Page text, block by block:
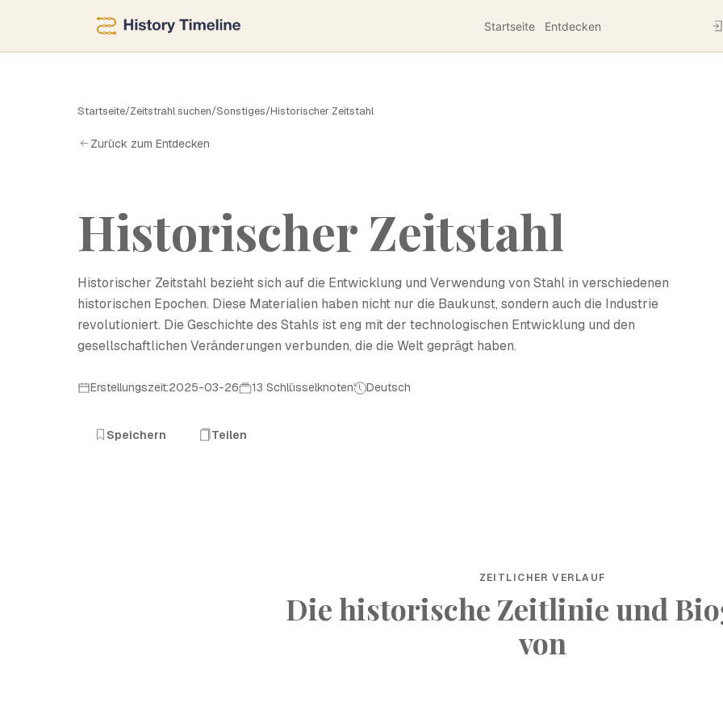
Startseite Entdecken
Startseite/Zeitstrahl suchen/Sonstiges/Historischer Zeitstahl
Zurück zum Entdecken
Historischer Zeitstahl
Historischer Zeitstahl bezieht sich auf die Entwicklung und Verwendung von Stahl in verschiedenen
historischen Epochen. Diese Materialien haben nicht nur die Baukunst, sondern auch die Industrie
revolutioniert. Die Geschichte des Stahls ist eng mit der technologischen Entwicklung und den
gesellschaftlichen Veränderungen verbunden, die die Welt geprägt haben.
Erstellungszeit:2025-03-26 13 Schlüsselknoten Deutsch
Speichern Teilen
ZEITLICHER VERLAUF
Die historische Zeitlinie und
von